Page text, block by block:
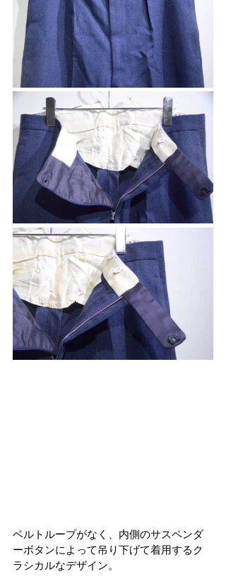
ベルトループがなく、内側のサスペンダ
ーボタンによって吊り下げて着用するク
ラシカルなデザイン。